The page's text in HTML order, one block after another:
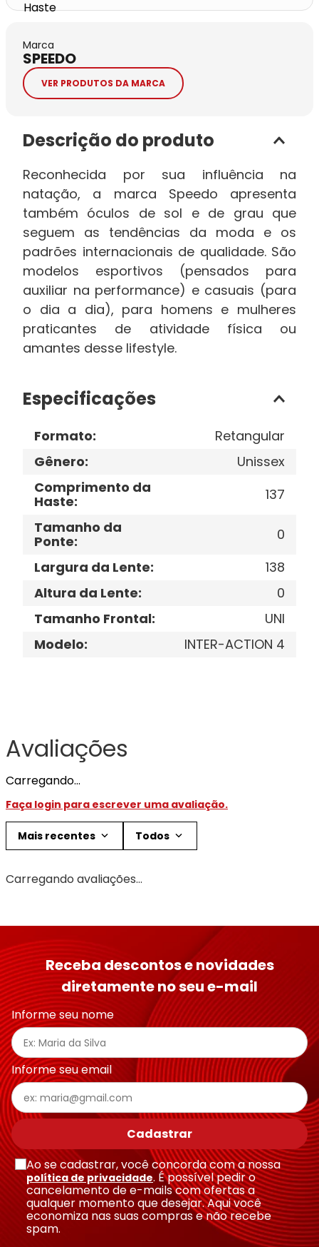
Marca
SPEEDO
VER PRODUTOS DA MARCA
Descrição do produto
Reconhecida por sua influência na
natação, a marca Speedo apresenta
também óculos de sol e de grau que
seguem as tendências da moda e os
padrões internacionais de qualidade. São
modelos esportivos (pensados para
auxiliar na performance) e casuais (para
o dia a dia), para homens e mulheres
praticantes de atividade física ou
amantes desse lifestyle.
Especificações
Formato:
Retangular
Gênero:
Unissex
Comprimento da
Haste:
137
Tamanho da
Ponte:
0
Largura da Lente:
138
Altura da Lente:
0
Tamanho Frontal:
UNI
Modelo: INTER-ACTION 4
Avaliações
Carregando…
Faça login para escrever uma avaliação.
Mais recentes Todos
Carregando avaliações…
Receba descontos e novidades
diretamente no seu e-mail
Informe seu nome
Informe seu email
Cadastrar
Ao se cadastrar, você concorda com a nossa
política de privacidade. É possível pedir o
cancelamento de e-mails com ofertas a
qualquer momento que desejar. Aqui você
economiza nas suas compras e não recebe
spam.